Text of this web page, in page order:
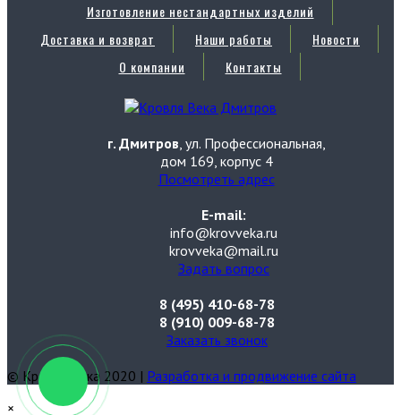
Изготовление нестандартных изделий
Доставка и возврат
Наши работы
Новости
О компании
Контакты
г. Дмитров , ул. Профессиональная,
дом 169, корпус 4
Посмотреть адрес
E-mail:
info@krovveka.ru
krovveka@mail.ru
Задать вопрос
8 (495) 410-68-78
8 (910) 009-68-78
Заказать звонок
© Кровля Века 2020 | Разработка и продвижение сайта
×